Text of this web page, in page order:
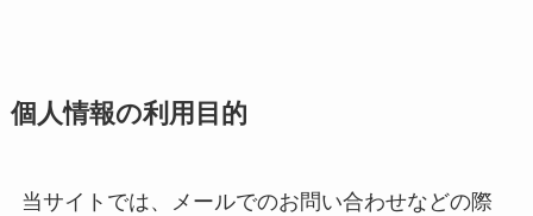
個人情報の利用目的
当サイトでは、メールでのお問い合わせなどの際